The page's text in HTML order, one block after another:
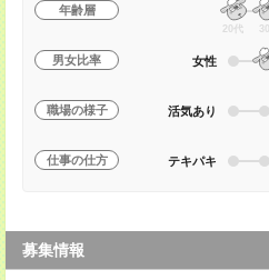
年齢層
20代 30
男女比率 女性
職場の様子 活気あり
仕事の仕方 テキパキ
募集情報